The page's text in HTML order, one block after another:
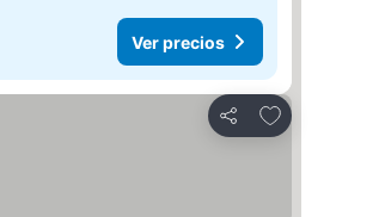
Ver precios
Compartir
Agregar a